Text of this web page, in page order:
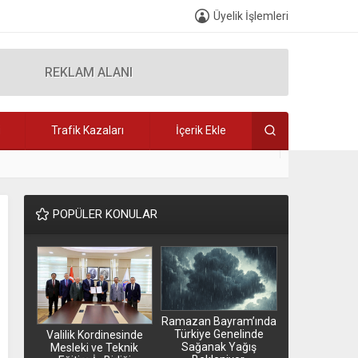
Üyelik İşlemleri
REKLAM ALANI
Trafik Kazaları İçerik Ekle
POPÜLER KONULAR
Valilik Kordinesinde
Mesleki ve Teknik
Ramazan Bayram’ında
Türkiye Genelinde
Sağanak Yağış